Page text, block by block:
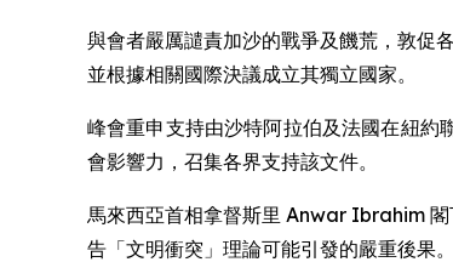
與會者嚴厲譴責加沙的戰爭及饑荒，敦促
並根據相關國際決議成立其獨立國家。
峰會重申支持由沙特阿拉伯及法國在紐約
會影響力，召集各界支持該文件。
馬來西亞首相拿督斯里 Anwar Ibrahim 閣
告「文明衝突」理論可能引發的嚴重後果。